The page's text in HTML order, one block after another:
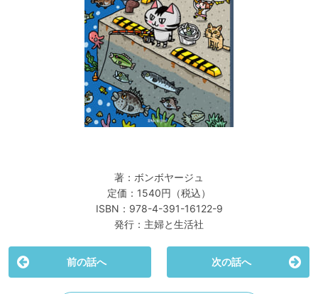
著：ボンボヤージュ
定価：1540円（税込）
ISBN：978-4-391-16122-9
発行：主婦と生活社
前の話へ 次の話へ